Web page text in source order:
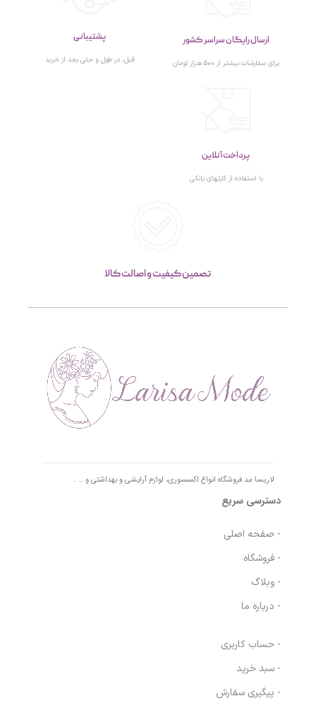
ارسال رایگان سراسر کشور
برای سفارشات بیشتر از 500 هزار تومان
پشتیبانی
قبل، در طول و حتی بعد از خرید
پرداخت آنلاین
با استفاده از کارتهای بانکی
تصمین کیفیت و اصالت کالا
لاریسا مد فروشگاه انواع اکسسوری، لوازم آرایشی و بهداشتی و … .
دسترسی سریع
- صفحه اصلی
- فروشگاه
- وبلاگ
- درباره ما
- حساب کاربری
- سبد خرید
- پیگیری سفارش